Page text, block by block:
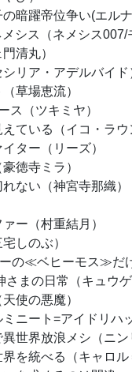
の暗躍帝位争い(エル
シス（ネメシス007/
清丸）
リア・アデルバイド
草場恵流）
ス（ツキミヤ）
ている（イコ・ラウ
ター（リーズ）
徳寺ミラ）
ない（神宮寺那織）
ー（村重結月）
しのぶ）
ーの≪ベヒーモス≫だ
さまの日常（キュウゲ
使の悪魔）
ニート=アイドリハ
世界放浪メシ（ニン
を統べる（キャロル